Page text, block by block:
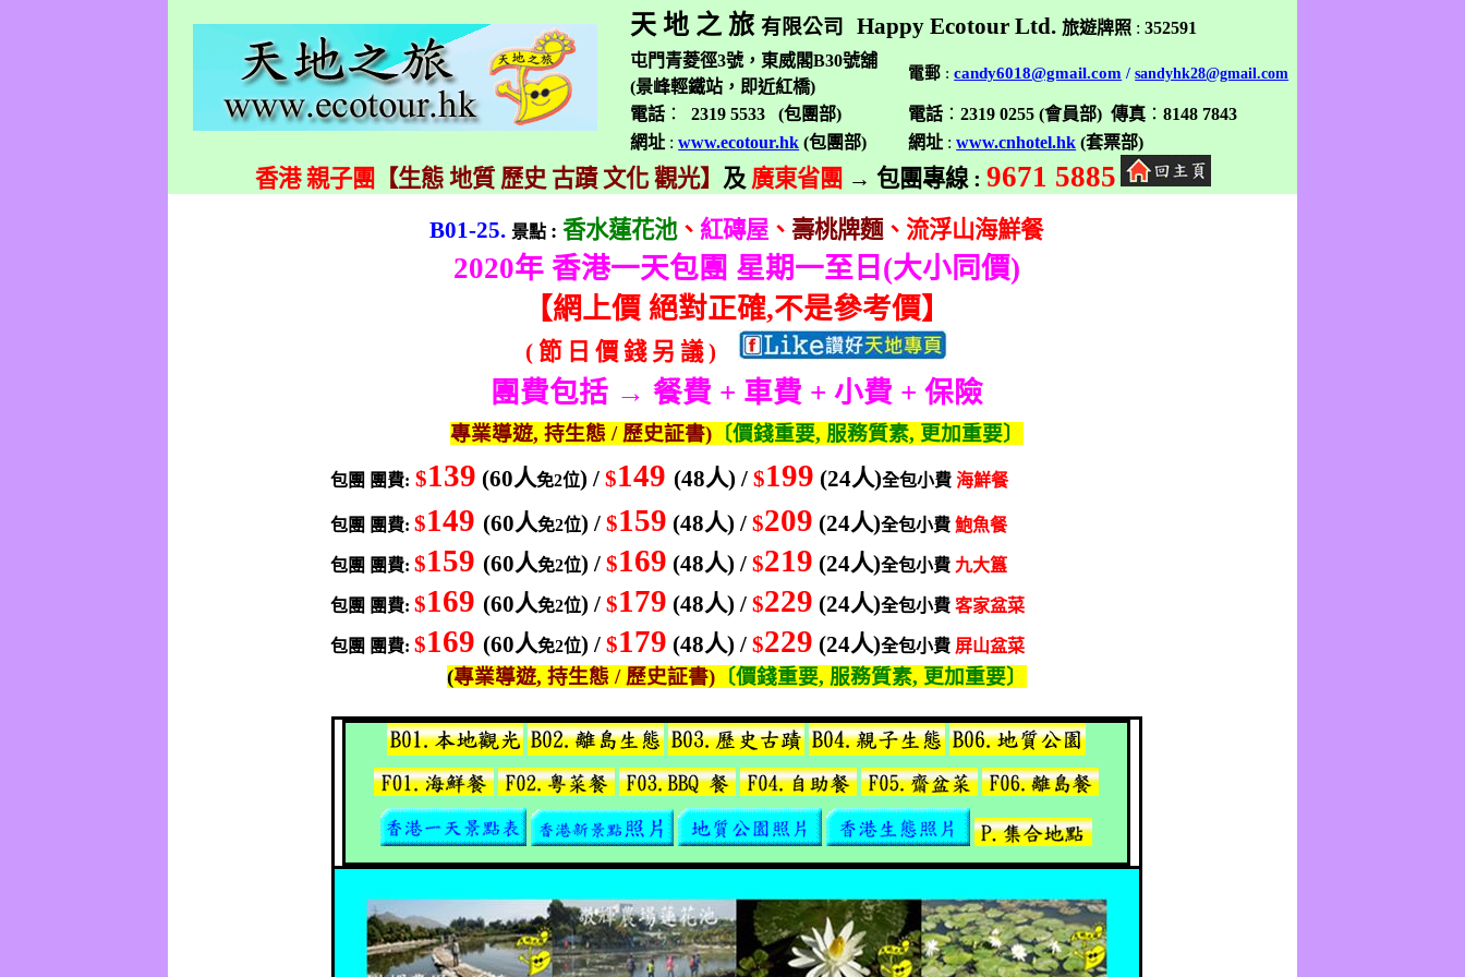
天 地 之 旅有限公司 Happy Ecotour Ltd.旅遊牌照 :352591
屯門青菱徑3號，東威閣B30號舖
(景峰輕鐵站，即近紅橋)
電郵 :candy6018@gmail.com /sandyhk28@gmail.com
電話 ： 2319 5533 (包團部) 電話 ：2319 0255 (會員部)傳真 ：8148 7843
網址 : www.ecotour.hk (包團部) 網址 : www.cnhotel.hk (套票部)
香港 親子團 【生態 地質 歷史 古蹟 文化 觀光】 及 廣東省團 → 包團專線: 9671 5885
B01-25.景點 :香水蓮花池、紅磚屋 、壽桃牌麵、流浮山海鮮餐
2020年 香港一天包團 星期一至日 (大小同價)
【網上價 絕對正確,不是參考價】
( 節 日 價 錢 另 議)
團費包括 → 餐費 + 車費 + 小費 + 保險
專業導遊, 持生態 / 歷史証書)〔價錢重要, 服務質素, 更加重要〕
包團 團費: $139 (60人免2位) /$149 (48人) /$199 (24人)全包小費海鮮餐
包團 團費:$149 (60人免2位) /$159 (48人) /$209 (24人)全包小費鮑魚餐
包團 團費:$159 (60人免2位) /$169 (48人) /$219 (24人)全包小費 九大簋
包團 團費:$169 (60人免2位) /$179 (48人) /$229 (24人)全包小費客家盆菜
包團 團費:$169 (60人免2位) /$179 (48人) /$229 (24人)全包小費 屏山盆菜
(專業導遊, 持生態 / 歷史証書)〔價錢重要, 服務質素, 更加重要〕